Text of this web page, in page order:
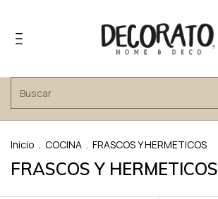
Inicio . COCINA . FRASCOS Y HERMETICOS
FRASCOS Y HERMETICOS